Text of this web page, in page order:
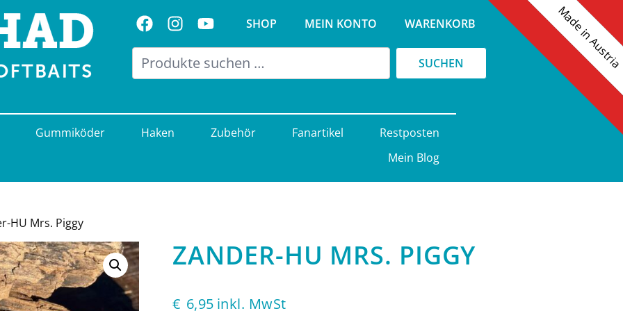
Folge uns auf Facebook
Folge uns auf Instagram
Visit us on Youtube
SHOP MEIN KONTO WARENKORB
SUCHEN
Gummiköder Haken Zubehör Fanartikel
Restposten
Mein Blog
Made in Austria
HU Mrs. Piggy
ZANDER-HU MRS. PIGGY
€ 6,95 inkl. MwSt